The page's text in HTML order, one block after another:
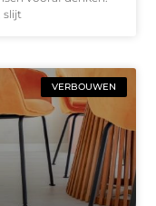
slijt
VERBOUWEN